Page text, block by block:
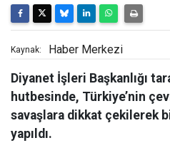
Kaynak: Haber Merkezi
Diyanet İşleri Başkanlığı
hutbesinde, Türkiye’nin
savaşlara dikkat çekilerek
yapıldı.